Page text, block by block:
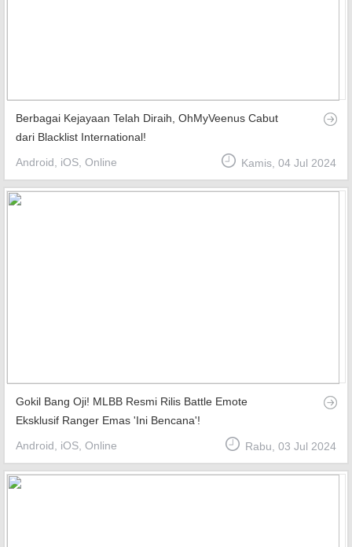
Berbagai Kejayaan Telah Diraih, OhMyVeenus Cabut
dari Blacklist International!
Android, iOS, Online Kamis, 04 Jul 2024
Gokil Bang Oji! MLBB Resmi Rilis Battle Emote
Eksklusif Ranger Emas 'Ini Bencana'!
Android, iOS, Online Rabu, 03 Jul 2024